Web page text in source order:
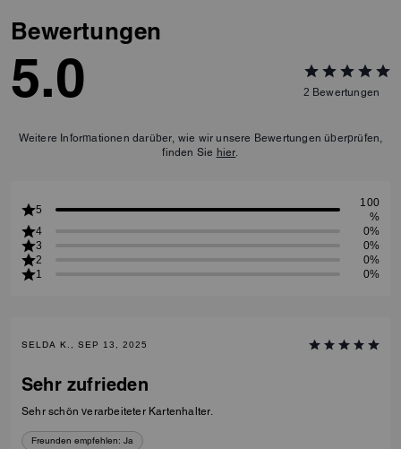
Bewertungen
5.0 2 Bewertungen
Weitere Informationen darüber, wie wir unsere Bewertungen überprüfen,
finden Sie hier.
5
100
%
4
0%
3
0%
2
0%
1
0%
SELDA K., SEP 13, 2025
Sehr zufrieden
Sehr schön verarbeiteter Kartenhalter.
Freunden empfehlen: Ja